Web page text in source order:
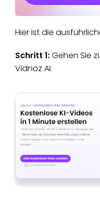
Hier ist die
Schritt 1:Gehen Sie
Vidnoz AI.